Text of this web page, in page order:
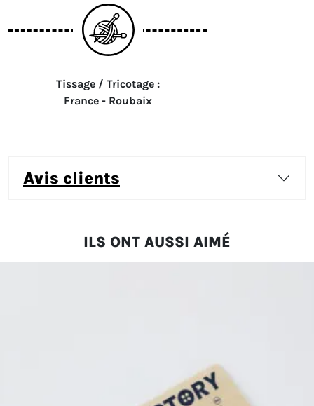
Tissage / Tricotage :
France - Roubaix
avis clients
ILS ONT AUSSI AIMÉ